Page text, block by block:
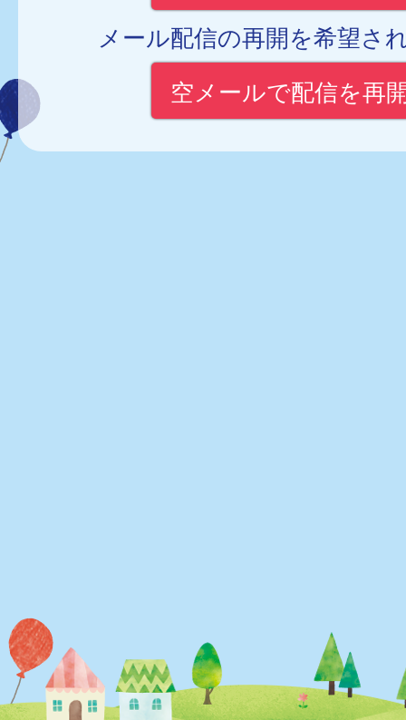
メール配信の再開を希望さ
空メールで配信を再